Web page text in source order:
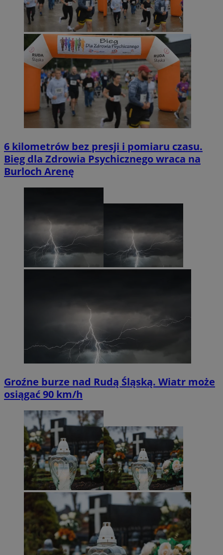
6 kilometrów bez presji i pomiaru czasu.
Bieg dla Zdrowia Psychicznego wraca na
Burloch Arenę
Groźne burze nad Rudą Śląską. Wiatr może
osiągać 90 km/h